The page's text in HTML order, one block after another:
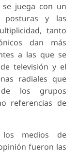
se juega con un
y las
tanto
dan más
a las que se
televisión y el
radiales que
los grupos
referencias de
los medios de
fueron las